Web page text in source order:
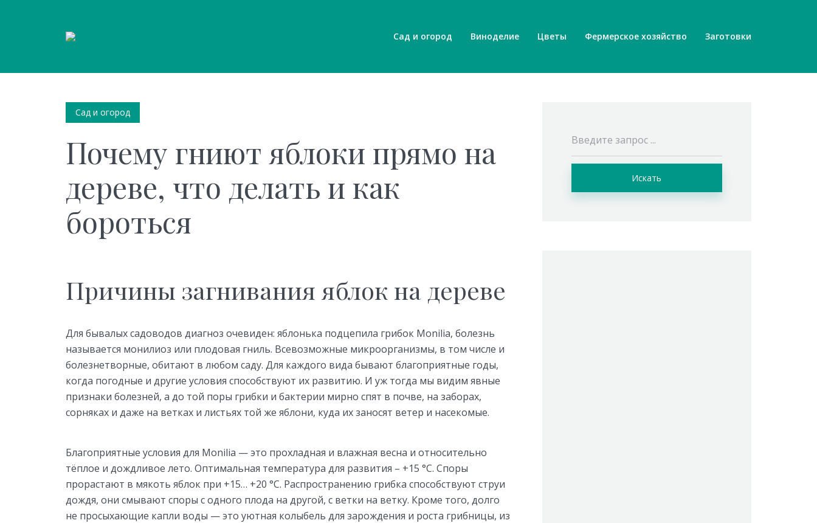
Сад и огород Виноделие Цветы Фермерское хозяйство Заготовки
Сад и огород
Почему гниют яблоки прямо на
дереве, что делать и как
бороться
Причины загнивания яблок на дереве
Для бывалых садоводов диагноз очевиден: яблонька подцепила грибок Monilia, болезнь
называется монилиоз или плодовая гниль. Всевозможные микроорганизмы, в том числе и
болезнетворные, обитают в любом саду. Для каждого вида бывают благоприятные годы,
когда погодные и другие условия способствуют их развитию. И уж тогда мы видим явные
признаки болезней, а до той поры грибки и бактерии мирно спят в почве, на заборах,
сорняках и даже на ветках и листьях той же яблони, куда их заносят ветер и насекомые.
Благоприятные условия для Monilia — это прохладная и влажная весна и относительно
тёплое и дождливое лето. Оптимальная температура для развития – +15 °C. Споры
прорастают в мякоть яблок при +15… +20 °C. Распространению грибка способствуют струи
дождя, они смывают споры с одного плода на другой, с ветки на ветку. Кроме того, долго
не просыхающие капли воды — это уютная колыбель для зарождения и роста грибницы, из
Искать